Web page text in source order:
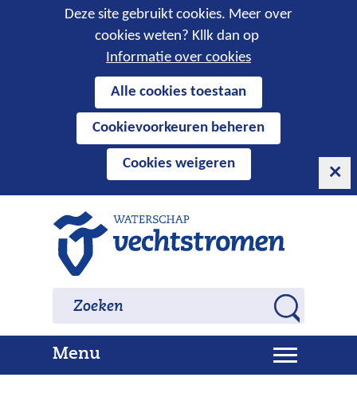
Cookies
toestaan?
Deze site gebruikt cookies. Meer over
cookies weten? Kllk dan op
Informatie over cookies
cookies
deze
website
worden
toegestaan
geweigerd.
Alle cookies toestaan
Cookievoorkeuren beheren
Cookies weigeren
naar
o
e
Zoeken Zoeken
MenuU
i